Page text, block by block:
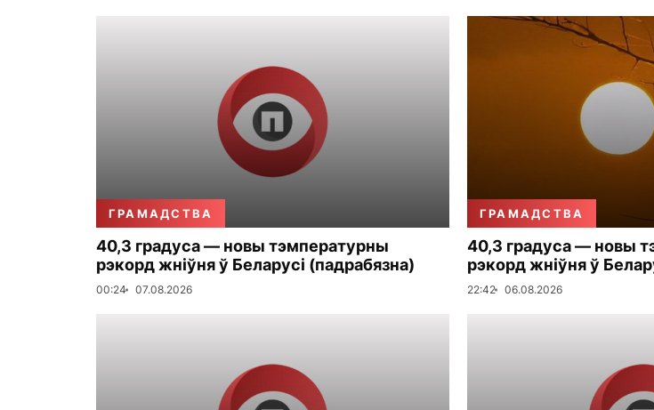
ГРАМАДСТВА
40,3 градуса — новы тэмпературны
рэкорд жніўня ў Беларусі (падрабязна)
00:24 07.08.2026
ГРАМАДСТВА
40,3 градуса — новы
рэкорд жніўня ў
22:42 06.08.2026